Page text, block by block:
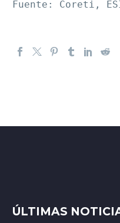
Fuente: Coreti,
ÚLTIMAS